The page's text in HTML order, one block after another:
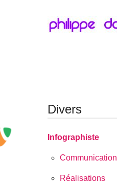
Divers
Infographiste
Communication
Réalisations